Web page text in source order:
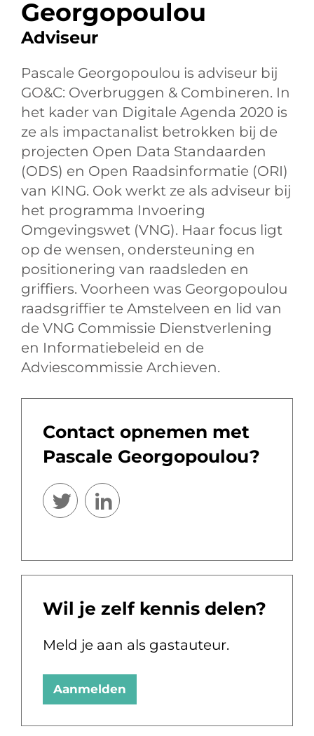
Georgopoulou
Adviseur
Pascale Georgopoulou is adviseur bij
GO&C: Overbruggen & Combineren. In
het kader van Digitale Agenda 2020 is
ze als impactanalist betrokken bij de
projecten Open Data Standaarden
(ODS) en Open Raadsinformatie (ORI)
van KING. Ook werkt ze als adviseur bij
het programma Invoering
Omgevingswet (VNG). Haar focus ligt
op de wensen, ondersteuning en
positionering van raadsleden en
griffiers. Voorheen was Georgopoulou
raadsgriffier te Amstelveen en lid van
de VNG Commissie Dienstverlening
en Informatiebeleid en de
Adviescommissie Archieven.
Contact opnemen met
Pascale Georgopoulou?
Wil je zelf kennis delen?
Meld je aan als gastauteur.
Aanmelden